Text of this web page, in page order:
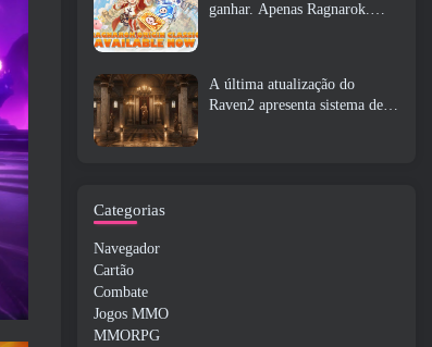
ganhar. Apenas Ragnarok.
A última atualização do
Raven2 apresenta sistema de
Categorias
Navegador
Cartão
Combate
Jogos MMO
MMORPG